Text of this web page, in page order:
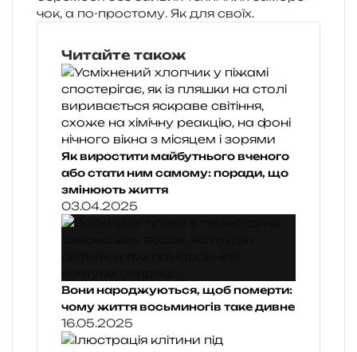
чок, а по-про­сто­му. Як для своїх.
Читайте також
Як виростити майбутнього вченого
або стати ним самому: поради, що
змінюють життя
03.04.2025
Вони народжуються, щоб померти:
чому життя восьминогів таке дивне
16.05.2025